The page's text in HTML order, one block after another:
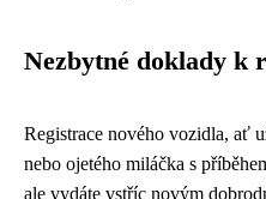
Nezbytné doklady k
Registrace nového vozidla, ať
nebo ojetého miláčka s
ale vydáte vstříc novým